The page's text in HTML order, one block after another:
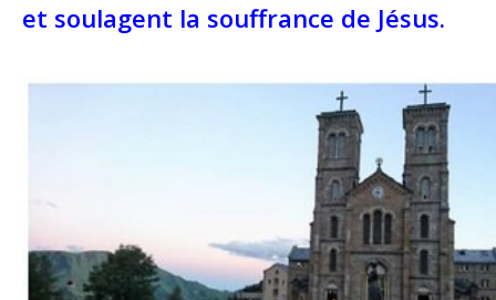
et soulagent la souffrance de Jésus.